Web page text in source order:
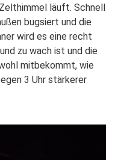
läuft. Schnell
bugsiert und die
wird es eine recht
zu wach ist und die
mitbekommt, wie
3 Uhr stärkerer